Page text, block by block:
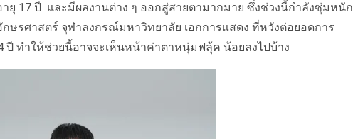
ยุ 17 ปี และมีผลงานต่าง ๆ ออกสู่สายตามากมาย ซึ่งช่วงนี้กำลังซุ่มหนัก
รศาสตร์ จุฬาลงกรณ์มหาวิทยาลัย เอกการแสดง ที่หวังต่อยอดการ
ปี ทำให้ช่วยนี้อาจจะเห็นหน้าค่าตาหนุ่มฟลุ้ค น้อยลงไปบ้าง